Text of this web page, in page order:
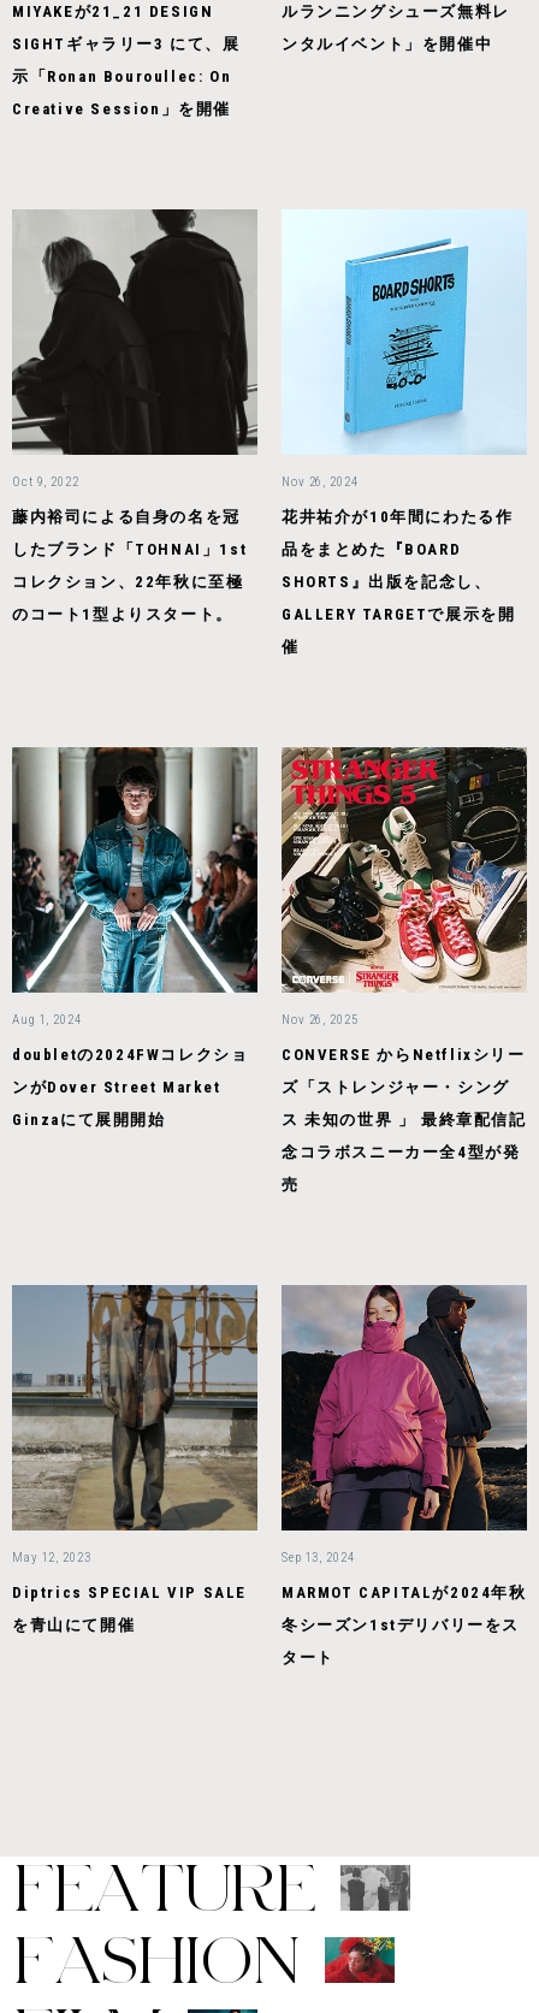
MIYAKEが21_21 DESIGN
SIGHTギャラリー3 にて、展
示「Ronan Bouroullec: On
Creative Session」を開催
ルランニングシューズ無料レ
ンタルイベント」を開催中
Oct 9, 2022
藤内裕司による自身の名を冠
したブランド「TOHNAI」1st
コレクション、22年秋に至極
のコート1型よりスタート。
Nov 26, 2024
花井祐介が10年間にわたる作
品をまとめた『BOARD
SHORTS』出版を記念し、
GALLERY TARGETで展示を開
催
Aug 1, 2024
doubletの2024FWコレクショ
ンがDover Street Market
Ginzaにて展開開始
Nov 26, 2025
CONVERSE からNetflixシリー
ズ「ストレンジャー・シング
ス 未知の世界 」 最終章配信記
念コラボスニーカー全4型が発
売
May 12, 2023
Diptrics SPECIAL VIP SALE
を青山にて開催
Sep 13, 2024
MARMOT CAPITALが2024年秋
冬シーズン1stデリバリーをス
タート
FEATURE
FASHION